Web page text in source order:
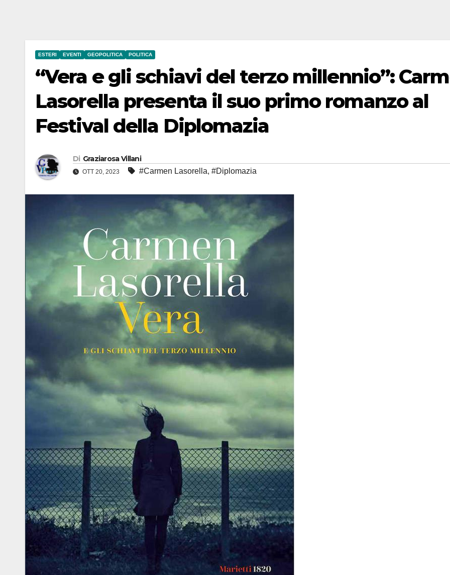
ESTERI EVENTI GEOPOLITICA POLITICA
“Vera e gli schiavi del terzo millennio”:
Lasorella presenta il suo primo romanzo al
Festival della Diplomazia
Di Graziarosa Villani
OTT 20, 2023 #Carmen Lasorella, #Diplomazia